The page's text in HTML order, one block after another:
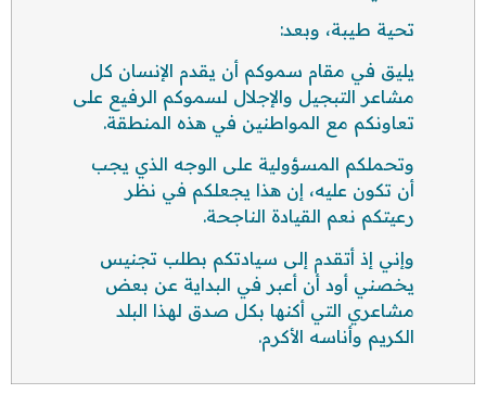
تحية طيبة، وبعد:
يليق في مقام سموكم أن يقدم الإنسان كل
مشاعر التبجيل والإجلال لسموكم الرفيع على
تعاونكم مع المواطنين في هذه المنطقة.
وتحملكم المسؤولية على الوجه الذي يجب
أن تكون عليه، إن هذا يجعلكم في نظر
رعيتكم نعم القيادة الناجحة.
وإني إذ أتقدم إلى سيادتكم بطلب تجنيس
يخصني أود أن أعبر في البداية عن بعض
مشاعري التي أكنها بكل صدق لهذا البلد
الكريم وأناسه الأكرم.